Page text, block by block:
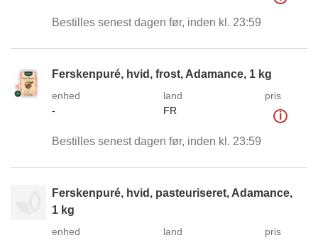
Bestilles senest dagen før, inden kl. 23:59
Ferskenpuré, hvid, frost, Adamance, 1 kg
enhed
-
land
FR
pris
i
Bestilles senest dagen før, inden kl. 23:59
Ferskenpuré, hvid, pasteuriseret, Adamance,
1 kg
enhed
land
pris